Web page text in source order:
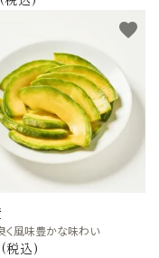
く風味豊かな味わい
税込)
favorite